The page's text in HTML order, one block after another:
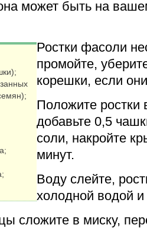
может быть на
Ростки фасоли
промойте,
корешки, если
Положите ростки
добавьте 0,5
соли, накройте
минут.
Воду слейте,
холодной водой и
сложите в миску,